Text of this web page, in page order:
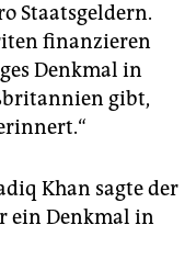
Staatsgeldern.
finanzieren
Denkmal in
gibt,
Khan sagte der
ein Denkmal in